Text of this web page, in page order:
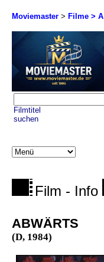
Moviemaster > Filme > A
Filmtitel
suchen
Film - Info
ABWÄRTS
(D, 1984)